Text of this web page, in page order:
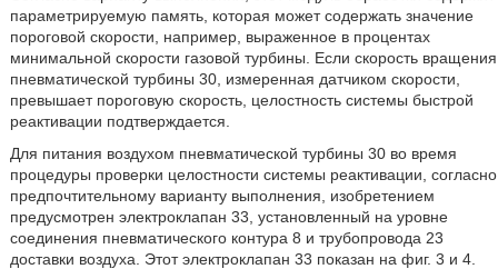
параметрируемую память, которая может содержать значение
пороговой скорости, например, выраженное в процентах
минимальной скорости газовой турбины. Если скорость вращения
пневматической турбины 30, измеренная датчиком скорости,
превышает пороговую скорость, целостность системы быстрой
реактивации подтверждается.
Для питания воздухом пневматической турбины 30 во время
процедуры проверки целостности системы реактивации, согласно
предпочтительному варианту выполнения, изобретением
предусмотрен электроклапан 33, установленный на уровне
соединения пневматического контура 8 и трубопровода 23
доставки воздуха. Этот электроклапан 33 показан на фиг. 3 и 4.